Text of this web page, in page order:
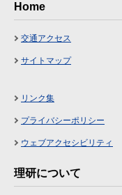
Home
交通アクセス
サイトマップ
リンク集
プライバシーポリシー
ウェブアクセシビリティ
理研について